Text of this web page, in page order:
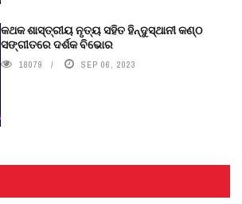
କଥକ ଶାସ୍ତ୍ରୀୟ ନୃତ୍ୟ ସହିତ ହିନ୍ଦୁସ୍ଥାନୀ କଣ୍ଠ
ସଙ୍ଗୀତରେ ଦର୍ଶକ ବିଭୋର
18079 SEP 06, 2023